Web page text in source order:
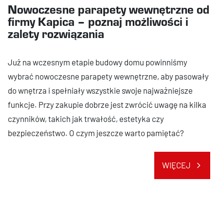
Nowoczesne parapety wewnętrzne od
firmy Kapica – poznaj możliwości i
zalety rozwiązania
Już na wczesnym etapie budowy domu powinniśmy
wybrać nowoczesne parapety wewnętrzne, aby pasowały
do wnętrza i spełniały wszystkie swoje najważniejsze
funkcje. Przy zakupie dobrze jest zwrócić uwagę na kilka
czynników, takich jak trwałość, estetyka czy
bezpieczeństwo. O czym jeszcze warto pamiętać?
WIĘCEJ